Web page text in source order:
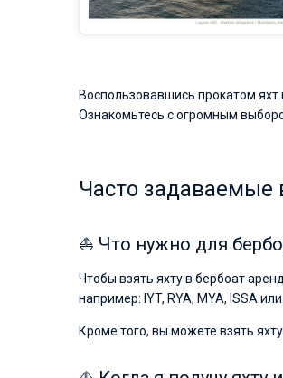
Воспользовавшись прокатом
Ознакомьтесь с огромным
Часто задаваемые
⛵ Что нужно для
Чтобы взять яхту в бербоат
например: IYT, RYA, MYA, ISSA
Кроме того, вы можете взять